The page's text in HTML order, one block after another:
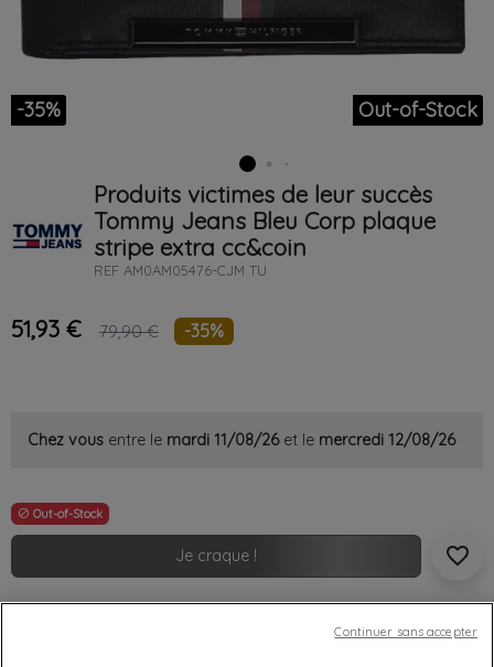
-35% Out-of-Stock
Produits victimes de leur succès
Tommy Jeans Bleu Corp plaque
stripe extra cc&coin
REF AM0AM05476-CJM TU
51,93 € 79,90 € -35%
Chez vous entre le mardi 11/08/26et le mercredi 12/08/26
 Out-of-Stock
Je craque ! favorite_border
Continuer sans accepter